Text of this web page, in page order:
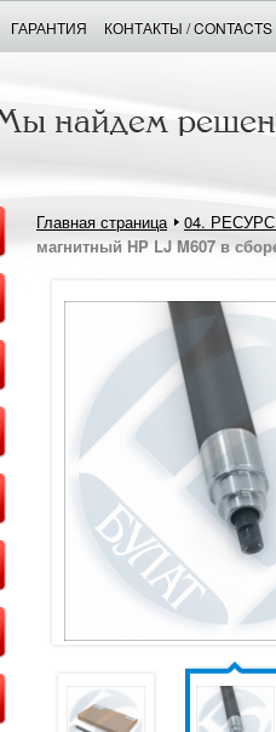
ГАРАНТИЯ КОНТАКТЫ / CONTACTS
Главная страница
04.
магнитный HP LJ M607 в